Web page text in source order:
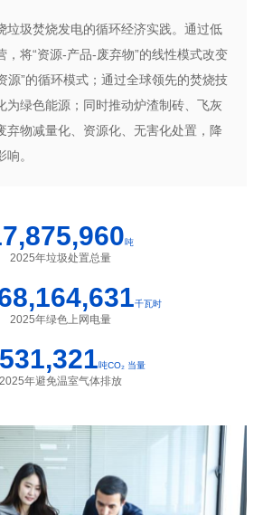
垃圾焚烧发电的循环经济实践。通过低
，将“资源-产品-废弃物”的线性模式改变
源”的循环模式；通过全球领先的焚烧技
为绿色能源；同时推动炉渣制砖、飞灰
弃物减量化、资源化、无害化处置，降
。
吨
2025年垃圾处置总量
千瓦时
2025年绿色上网电量
吨CO₂ 当量
2025年避免温室气体排放